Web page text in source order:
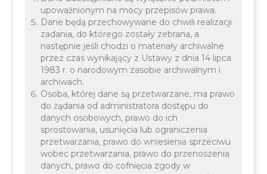
Urząd Stanu Cywilnego w Liszkach
Siedziba: Urząd Gminy w Liszkach, ul. Mały Rynek
2, parter, pok. 2
Godziny otwarcia:
poniedziałek 8.00 - 17.00
od wtorku do czwartku 7.30 – 15.30
piątek 7.30 - 14.30
upoważnionym na mocy przepisów prawa.
Dane będą przechowywane do chwili realizacji
zadania, do którego zostały zebrana, a
następnie jeśli chodzi o materiały archiwalne
przez czas wynikający z Ustawy z dnia 14 lipca
1983 r. o narodowym zasobie archiwalnym i
archiwach.
Osoba, której dane są przetwarzane, ma prawo
do żądania od administratora dostępu do
danych osobowych, prawo do ich
sprostowania, usunięcia lub ograniczenia
przetwarzania, prawo do wniesienia sprzeciwu
wobec przetwarzania, prawo do przenoszenia
danych, prawo do cofnięcia zgody w